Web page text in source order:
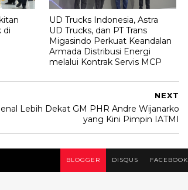
di
UD Trucks Indonesia, Astra
UD Trucks, dan PT Trans
Migasindo Perkuat Keandalan
Armada Distribusi Energi
melalui Kontrak Servis MCP
NEXT
Lebih Dekat GM PHR Andre Wijanarko
yang Kini Pimpin IATMI
BLOGGER DISQUS FACEBOOK